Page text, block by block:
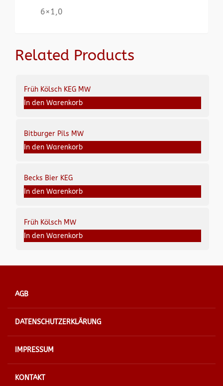
6×1,0
Related Products
Früh Kölsch KEG MW
In den Warenkorb
Bitburger Pils MW
In den Warenkorb
Becks Bier KEG
In den Warenkorb
Früh Kölsch MW
In den Warenkorb
AGB
DATENSCHUTZERKLÄRUNG
IMPRESSUM
KONTAKT